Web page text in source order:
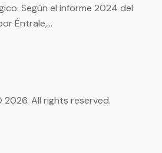
Según el informe 2024 del
Éntrale,…
All rights reserved.